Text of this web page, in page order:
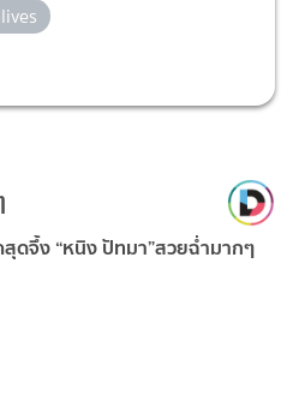
สุดจึ้ง “หนิง ปัทมา”สวยฉ่ำมากๆ